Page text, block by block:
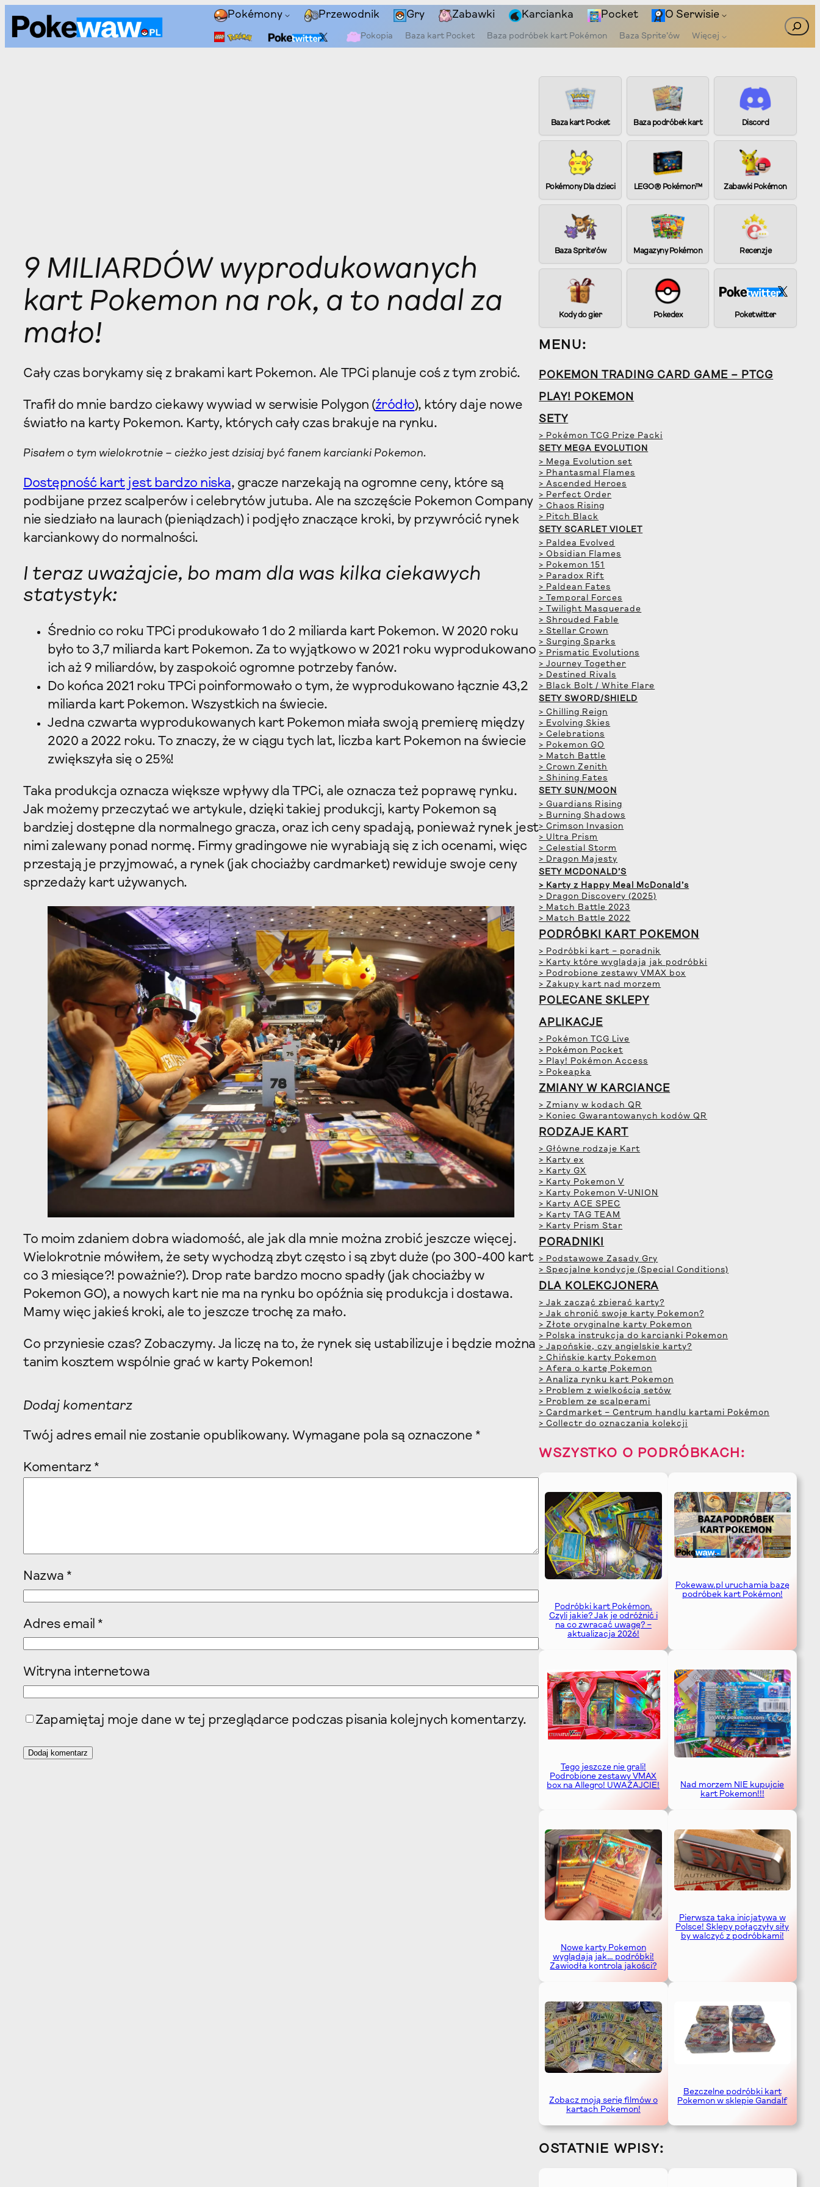
Przejdź
do
treści
Pokémony Przewodnik Gry Zabawki Karcianka Pocket O Serwisie
Pokopia Baza kart Pocket Baza podróbek kart Pokémon Baza Sprite’ów Więcej
Szukaj
9 MILIARDÓW wyprodukowanych
kart Pokemon na rok, a to nadal za
mało!
Cały czas borykamy się z brakami kart Pokemon. Ale TPCi planuje coś z tym zrobić.
Trafił do mnie bardzo ciekawy wywiad w serwisie Polygon (źródło), który daje nowe
światło na karty Pokemon. Karty, których cały czas brakuje na rynku.
Pisałem o tym wielokrotnie – cieżko jest dzisiaj być fanem karcianki Pokemon.
Dostępność kart jest bardzo niska, gracze narzekają na ogromne ceny, które są
podbijane przez scalperów i celebrytów jutuba. Ale na szczęście Pokemon Company
nie siedziało na laurach (pieniądzach) i podjęło znaczące kroki, by przywrócić rynek
karciankowy do normalności.
I teraz uważajcie, bo mam dla was kilka ciekawych
statystyk:
Średnio co roku TPCi produkowało 1 do 2 miliarda kart Pokemon. W 2020 roku
było to 3,7 miliarda kart Pokemon. Za to wyjątkowo w 2021 roku wyprodukowano
ich aż 9 miliardów, by zaspokoić ogromne potrzeby fanów.
Do końca 2021 roku TPCi poinformowało o tym, że wyprodukowano łącznie 43,2
miliarda kart Pokemon. Wszystkich na świecie.
Jedna czwarta wyprodukowanych kart Pokemon miała swoją premierę między
2020 a 2022 roku. To znaczy, że w ciągu tych lat, liczba kart Pokemon na świecie
zwiększyła się o 25%!
Taka produkcja oznacza większe wpływy dla TPCi, ale oznacza też poprawę rynku.
Jak możemy przeczytać we artykule, dzięki takiej produkcji, karty Pokemon są
bardziej dostępne dla normalnego gracza, oraz ich ceny spadają, ponieważ rynek jest
nimi zalewany ponad normę. Firmy gradingowe nie wyrabiają się z ich ocenami, więc
przestają je przyjmować, a rynek (jak chociażby cardmarket) rewiduje swoje ceny
sprzedaży kart używanych.
To moim zdaniem dobra wiadomość, ale jak dla mnie można zrobić jeszcze więcej.
Wielokrotnie mówiłem, że sety wychodzą zbyt często i są zbyt duże (po 300-400 kart
co 3 miesiące?! poważnie?). Drop rate bardzo mocno spadły (jak chociażby w
Pokemon GO), a nowych kart nie ma na rynku bo opóźnia się produkcja i dostawa.
Mamy więc jakieś kroki, ale to jeszcze trochę za mało.
Co przyniesie czas? Zobaczymy. Ja liczę na to, że rynek się ustabilizuje i będzie można
tanim kosztem wspólnie grać w karty Pokemon!
Dodaj komentarz
Twój adres email nie zostanie opublikowany. Wymagane pola są oznaczone *
Komentarz *
Nazwa *
Adres email *
Witryna internetowa
Zapamiętaj moje dane w tej przeglądarce podczas pisania kolejnych komentarzy.
Baza kart Pocket Baza podróbek kart Discord
Pokémony Dla dzieci LEGO® Pokémon™ Zabawki Pokémon
Baza Sprite’ów Magazyny Pokémon Recenzje
Kody do gier Pokedex Poketwitter
MENU:
POKEMON TRADING CARD GAME – PTCG
PLAY! POKEMON
SETY
> Pokémon TCG Prize Packi
SETY MEGA EVOLUTION
> Mega Evolution set
> Phantasmal Flames
> Ascended Heroes
> Perfect Order
> Chaos Rising
> Pitch Black
SETY SCARLET VIOLET
> Paldea Evolved
> Obsidian Flames
> Pokemon 151
> Paradox Rift
> Paldean Fates
> Temporal Forces
> Twilight Masquerade
> Shrouded Fable
> Stellar Crown
> Surging Sparks
> Prismatic Evolutions
> Journey Together
> Destined Rivals
> Black Bolt / White Flare
SETY SWORD/SHIELD
> Chilling Reign
> Evolving Skies
> Celebrations
> Pokemon GO
> Match Battle
> Crown Zenith
> Shining Fates
SETY SUN/MOON
> Guardians Rising
> Burning Shadows
> Crimson Invasion
> Ultra Prism
> Celestial Storm
> Dragon Majesty
SETY MCDONALD’S
> Karty z Happy Meal McDonald’s
> Dragon Discovery (2025)
> Match Battle 2023
> Match Battle 2022
PODRÓBKI KART POKEMON
> Podróbki kart – poradnik
> Karty które wyglądają jak podróbki
> Podrobione zestawy VMAX box
> Zakupy kart nad morzem
POLECANE SKLEPY
APLIKACJE
> Pokémon TCG Live
> Pokémon Pocket
> Play! Pokémon Access
> Pokeapka
ZMIANY W KARCIANCE
> Zmiany w kodach QR
> Koniec Gwarantowanych kodów QR
RODZAJE KART
> Główne rodzaje Kart
> Karty ex
> Karty GX
> Karty Pokemon V
> Karty Pokemon V-UNION
> Karty ACE SPEC
> Karty TAG TEAM
> Karty Prism Star
PORADNIKI
> Podstawowe Zasady Gry
> Specjalne kondycje (Special Conditions)
DLA KOLEKCJONERA
> Jak zacząć zbierać karty?
> Jak chronić swoje karty Pokemon?
> Złote oryginalne karty Pokemon
> Polska instrukcja do karcianki Pokemon
> Japońskie, czy angielskie karty?
> Chińskie karty Pokemon
> Afera o kartę Pokemon
> Analiza rynku kart Pokemon
> Problem z wielkością setów
> Problem ze scalperami
> Cardmarket – Centrum handlu kartami Pokémon
> Collectr do oznaczania kolekcji
WSZYSTKO O PODRÓBKACH:
Podróbki kart Pokémon.
Czyli jakie? Jak je odróżnić i
na co zwracać uwagę? –
aktualizacja 2026!
Pokewaw.pl uruchamia bazę
podróbek kart Pokémon!
Tego jeszcze nie grali!
Podrobione zestawy VMAX
box na Allegro! UWAŻAJCIE!
Nad morzem NIE kupujcie
kart Pokemon!!!
Nowe karty Pokemon
wyglądają jak… podróbki!
Zawiodła kontrola jakości?
Pierwsza taka inicjatywa w
Polsce! Sklepy połączyły siły
by walczyć z podróbkami!
Zobacz moją serię filmów o
kartach Pokemon!
Bezczelne podróbki kart
Pokemon w sklepie Gandalf
OSTATNIE WPISY: